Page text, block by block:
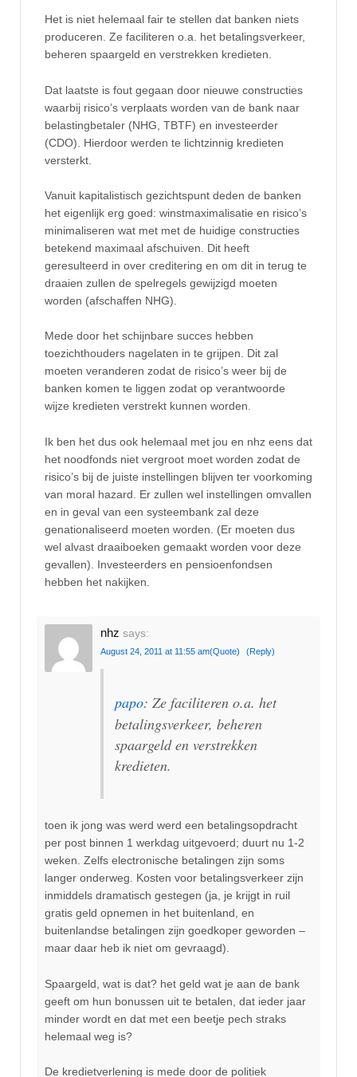
Het is niet helemaal fair te stellen dat banken niets
produceren. Ze faciliteren o.a. het betalingsverkeer,
beheren spaargeld en verstrekken kredieten.
Dat laatste is fout gegaan door nieuwe constructies
waarbij risico’s verplaats worden van de bank naar
belastingbetaler (NHG, TBTF) en investeerder
(CDO). Hierdoor werden te lichtzinnig kredieten
versterkt.
Vanuit kapitalistisch gezichtspunt deden de banken
het eigenlijk erg goed: winstmaximalisatie en risico’s
minimaliseren wat met met de huidige constructies
betekend maximaal afschuiven. Dit heeft
geresulteerd in over creditering en om dit in terug te
draaien zullen de spelregels gewijzigd moeten
worden (afschaffen NHG).
Mede door het schijnbare succes hebben
toezichthouders nagelaten in te grijpen. Dit zal
moeten veranderen zodat de risico’s weer bij de
banken komen te liggen zodat op verantwoorde
wijze kredieten verstrekt kunnen worden.
Ik ben het dus ook helemaal met jou en nhz eens dat
het noodfonds niet vergroot moet worden zodat de
risico’s bij de juiste instellingen blijven ter voorkoming
van moral hazard. Er zullen wel instellingen omvallen
en in geval van een systeembank zal deze
genationaliseerd moeten worden. (Er moeten dus
wel alvast draaiboeken gemaakt worden voor deze
gevallen). Investeerders en pensioenfondsen
hebben het nakijken.
nhz says:
August 24, 2011 at 11:55 am(Quote) (Reply)
papo: Ze faciliteren o.a. het
betalingsverkeer, beheren
spaargeld en verstrekken
kredieten.
toen ik jong was werd werd een betalingsopdracht
per post binnen 1 werkdag uitgevoerd; duurt nu 1-2
weken. Zelfs electronische betalingen zijn soms
langer onderweg. Kosten voor betalingsverkeer zijn
inmiddels dramatisch gestegen (ja, je krijgt in ruil
gratis geld opnemen in het buitenland, en
buitenlandse betalingen zijn goedkoper geworden –
maar daar heb ik niet om gevraagd).
Spaargeld, wat is dat? het geld wat je aan de bank
geeft om hun bonussen uit te betalen, dat ieder jaar
minder wordt en dat met een beetje pech straks
helemaal weg is?
De kredietverlening is mede door de politiek